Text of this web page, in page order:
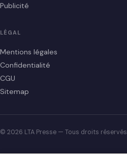
Publicité
LÉGAL
Mentions légales
Confidentialité
CGU
Sitemap
© 2026 LTA Presse — Tous droits réservés